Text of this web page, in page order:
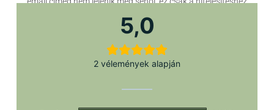
5,0
2 vélemények alapján